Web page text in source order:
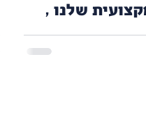
והמקצועית שלנו ,
כאלה?